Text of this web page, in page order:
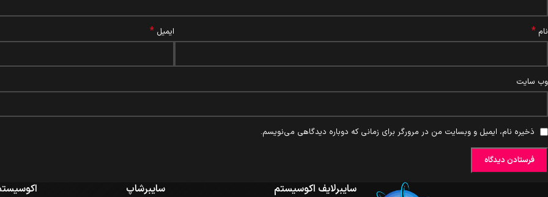
نام * ایمیل *
وب‌ سایت
ذخیره نام، ایمیل و وبسایت من در مرورگر برای زمانی که دوباره دیدگاهی می‌نویسم.
سایبرلایف اکوسیستم سایبرشاپ